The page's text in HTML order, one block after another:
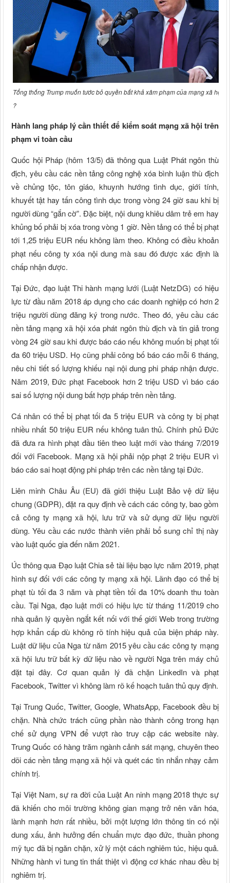
Tổng thống Trump muốn tước bỏ quyền bất khả xâm phạm của mạng xã hội
?
Hành lang pháp lý cần thiết để kiểm soát mạng xã hội trên
phạm vi toàn cầu
Quốc hội Pháp (hôm 13/5) đã thông qua Luật Phát ngôn thù
địch, yêu cầu các nền tảng công nghệ xóa bình luận thù địch
về chủng tộc, tôn giáo, khuynh hướng tình dục, giới tính,
khuyết tật hay tấn công tình dục trong vòng 24 giờ sau khi bị
người dùng “gắn cờ”. Đặc biệt, nội dung khiêu dâm trẻ em hay
khủng bố phải bị xóa trong vòng 1 giờ. Nền tảng có thể bị phạt
tới 1,25 triệu EUR nếu không làm theo. Không có điều khoản
phạt nếu công ty xóa nội dung mà sau đó được xác định là
chấp nhận được.
Tại Đức, đạo luật Thi hành mạng lưới (Luật NetzDG) có hiệu
lực từ đầu năm 2018 áp dụng cho các doanh nghiệp có hơn 2
triệu người dùng đăng ký trong nước. Theo đó, yêu cầu các
nền tảng mạng xã hội xóa phát ngôn thù địch và tin giả trong
vòng 24 giờ sau khi được báo cáo nếu không muốn bị phạt tối
đa 60 triệu USD. Họ cũng phải công bố báo cáo mỗi 6 tháng,
nêu chi tiết số lượng khiếu nại nội dung phi pháp nhận được.
Năm 2019, Đức phạt Facebook hơn 2 triệu USD vì báo cáo
sai số lượng nội dung bất hợp pháp trên nền tảng.
Cá nhân có thể bị phạt tối đa 5 triệu EUR và công ty bị phạt
nhiều nhất 50 triệu EUR nếu không tuân thủ. Chính phủ Đức
đã đưa ra hình phạt đầu tiên theo luật mới vào tháng 7/2019
đối với Facebook. Mạng xã hội phải nộp phạt 2 triệu EUR vì
báo cáo sai hoạt động phi pháp trên các nền tảng tại Đức.
Liên minh Châu Âu (EU) đã giới thiệu Luật Bảo vệ dữ liệu
chung (GDPR), đặt ra quy định về cách các công ty, bao gồm
cả công ty mạng xã hội, lưu trữ và sử dụng dữ liệu người
dùng. Yêu cầu các nước thành viên phải bổ sung chỉ thị này
vào luật quốc gia đến năm 2021.
Úc thông qua Đạo luật Chia sẻ tài liệu bạo lực năm 2019, phạt
hình sự đối với các công ty mạng xã hội. Lãnh đạo có thể bị
phạt tù tối đa 3 năm và phạt tiền tối đa 10% doanh thu toàn
cầu. Tại Nga, đạo luật mới có hiệu lực từ tháng 11/2019 cho
nhà quản lý quyền ngắt kết nối với thế giới Web trong trường
hợp khẩn cấp dù không rõ tính hiệu quả của biện pháp này.
Luật dữ liệu của Nga từ năm 2015 yêu cầu các công ty mạng
xã hội lưu trữ bất kỳ dữ liệu nào về người Nga trên máy chủ
đặt tại đây. Cơ quan quản lý đã chặn LinkedIn và phạt
Facebook, Twitter vì không làm rõ kế hoạch tuân thủ quy định.
Tại Trung Quốc, Twitter, Google, WhatsApp, Facebook đều bị
chặn. Nhà chức trách cũng phần nào thành công trong hạn
chế sử dụng VPN để vượt rào truy cập các website này.
Trung Quốc có hàng trăm ngành cảnh sát mạng, chuyên theo
dõi các nền tảng mạng xã hội và quét các tin nhắn nhạy cảm
chính trị.
Tại Việt Nam, sự ra đời của Luật An ninh mạng 2018 thực sự
đã khiến cho môi trường không gian mạng trở nên văn hóa,
lành mạnh hơn rất nhiều, bởi một lượng lớn thông tin có nội
dung xấu, ảnh hưởng đến chuẩn mực đạo đức, thuần phong
mỹ tục đã bị ngăn chặn, xử lý một cách nghiêm túc, hiệu quả.
Những hành vi tung tin thất thiệt vì động cơ khác nhau đều bị
nghiêm trị.